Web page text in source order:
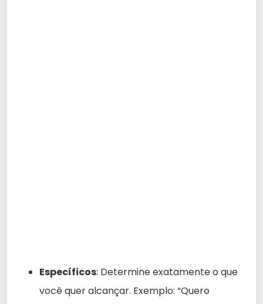
Específicos: Determine exatamente o que
você quer alcançar. Exemplo: “Quero